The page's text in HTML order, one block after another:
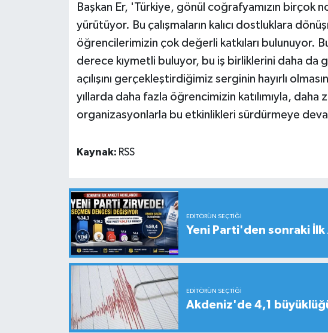
Başkan Er, 'Türkiye, gönül coğrafyamızın birçok
yürütüyor. Bu çalışmaların kalıcı dostluklara
öğrencilerimizin çok değerli katkıları bulunuyor. Bu
derece kıymetli buluyor, bu iş birliklerini daha da
açılışını gerçekleştirdiğimiz serginin hayırlı
yıllarda daha fazla öğrencimizin katılımıyla,
organizasyonlarla bu etkinlikleri sürdürmeye
Kaynak: RSS
EDITÖRÜN SEÇTIĞI
Yeni Parti'den sonraki
EDITÖRÜN SEÇTIĞI
Akdeniz'de 4,1